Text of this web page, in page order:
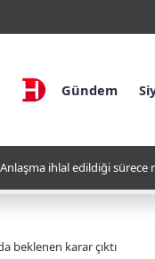
Gündem
11:15 - Füzelerin
beklenen karar çıktı